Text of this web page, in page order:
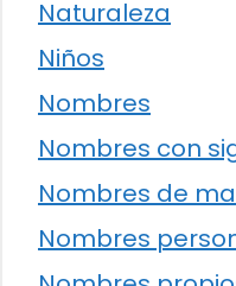
Naturaleza
Niños
Nombres
Nombres con
Nombres de
Nombres